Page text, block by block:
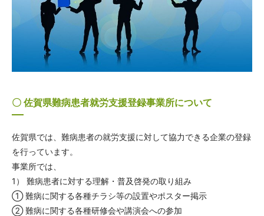
〇 佐賀県難病患者就労支援登録事業所について
佐賀県では、難病患者の就労支援に対して協力できる企業の登録
を行っています。
事業所では、
1） 難病患者に対する理解・普及啓発の取り組み
① 難病に関する各種チラシ等の設置やポスター掲示
② 難病に関する各種研修会や講演会への参加